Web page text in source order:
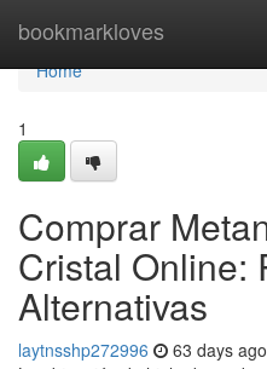
bookmarkloves
Home
Home
1
Comprar
Cristal Online:
Alternativas
laytnsshp272996 63 days ago